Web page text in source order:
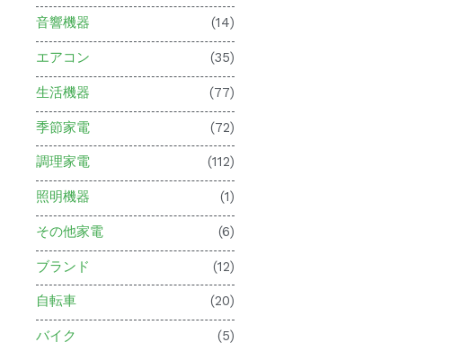
音響機器 (14)
エアコン (35)
生活機器 (77)
季節家電 (72)
調理家電 (112)
照明機器 (1)
その他家電 (6)
ブランド (12)
自転車 (20)
バイク (5)